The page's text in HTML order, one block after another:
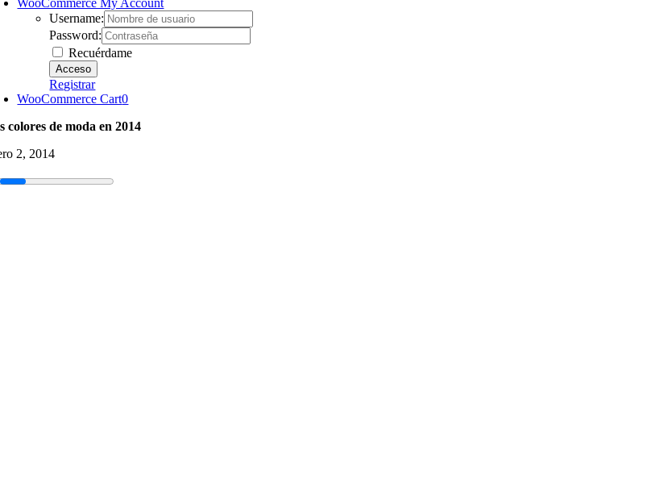
WooCommerce My Account
Username:
Password:
Recuérdame
Registrar
WooCommerce Cart0
colores de moda en 2014
2, 2014